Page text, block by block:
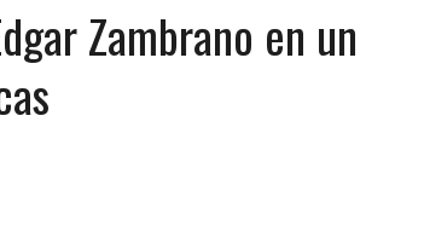
A MANOS DE VARIOS DE ELLOS EN MATURÍN
CON MÁS DE 20 PERSONAS ADENTRO
UNO PERDIÓ LA VIDA
Zambrano en un